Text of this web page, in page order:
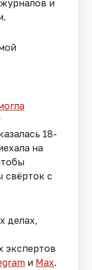
и
18-
на
свёрток с
делах,
экспертов
и Max.